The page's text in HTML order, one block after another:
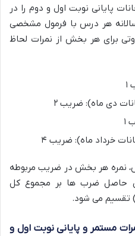
پایانی نوبت اول و دوم را در
هر درس با فرمول مشخصی
برای هر بخش از نمرات لحاظ
دی ماه): ضریب ۲
۱
خرداد ماه): ضریب ۴
نمره هر بخش در ضریب مربوطه
ضرب ها بر مجموع کل
مستمر و پایانی نوبت اول و